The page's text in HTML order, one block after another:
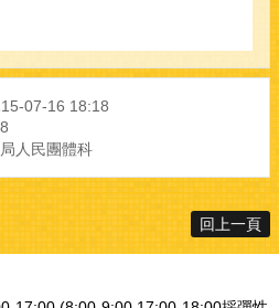
07-16 18:18
人民團體科
回上一頁